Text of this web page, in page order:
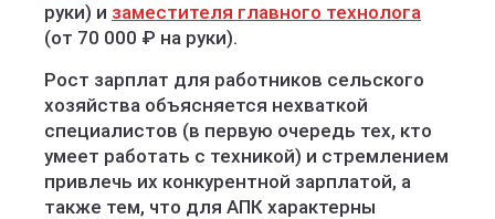
руки) и заместителя главного технолога
(от 70 000 ₽ на руки).
Рост зарплат для работников сельского
хозяйства объясняется нехваткой
специалистов (в первую очередь тех, кто
умеет работать с техникой) и стремлением
привлечь их конкурентной зарплатой, а
также тем, что для АПК характерны